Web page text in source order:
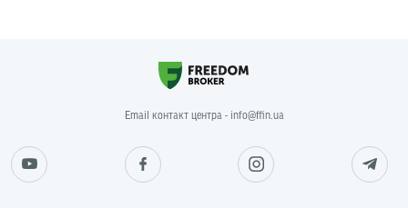
Email контакт центра - info@ffin.ua